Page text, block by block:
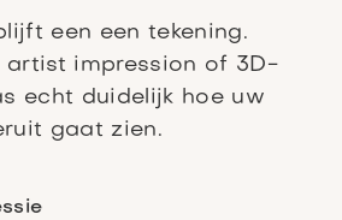
een een tekening.
artist impression of 3D-
echt duidelijk hoe uw
gaat zien.